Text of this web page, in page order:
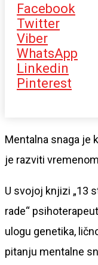
Facebook
Twitter
Viber
WhatsApp
Linkedin
Pinterest
Mentalna snaga je
je razviti
U svojoj knjizi „13
rade“
ulogu genetika,
pitanju mentalne